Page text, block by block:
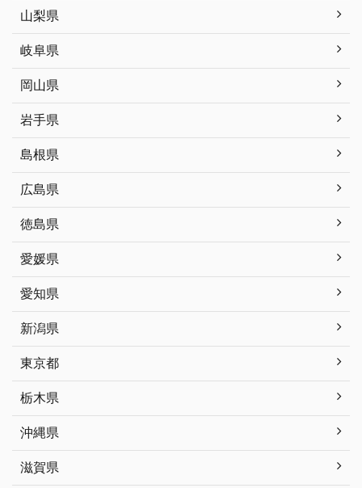
山梨県
岐阜県
岡山県
岩手県
島根県
広島県
徳島県
愛媛県
愛知県
新潟県
東京都
栃木県
沖縄県
滋賀県